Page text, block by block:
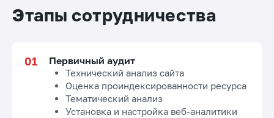
Этапы сотрудничества
Первичный аудит
Технический анализ сайта
Оценка проиндексированности ресурса
Тематический анализ
Установка и настройка веб-аналитики